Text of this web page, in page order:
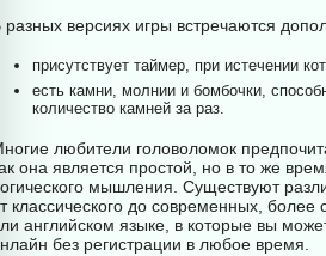
разных версиях игры встречаются
присутствует таймер, при истечении
есть камни, молнии и бомбочки,
количество камней за раз.
любители головоломок
она является простой, но в то же
мышления. Существуют
классического до современных,
английском языке, в которые вы
без регистрации в любое время.